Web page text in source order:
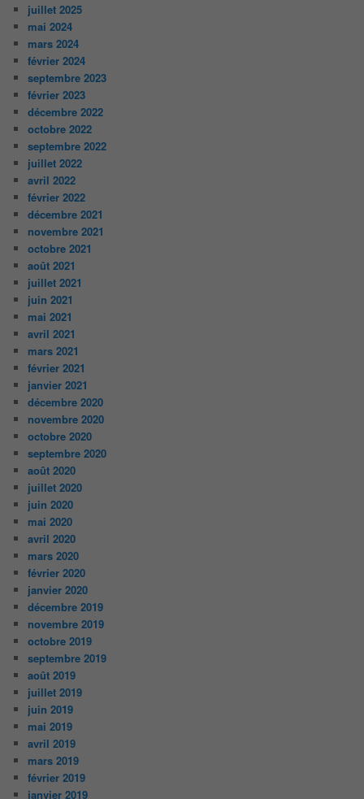
juillet 2025
mai 2024
mars 2024
février 2024
septembre 2023
février 2023
décembre 2022
octobre 2022
septembre 2022
juillet 2022
avril 2022
février 2022
décembre 2021
novembre 2021
octobre 2021
août 2021
juillet 2021
juin 2021
mai 2021
avril 2021
mars 2021
février 2021
janvier 2021
décembre 2020
novembre 2020
octobre 2020
septembre 2020
août 2020
juillet 2020
juin 2020
mai 2020
avril 2020
mars 2020
février 2020
janvier 2020
décembre 2019
novembre 2019
octobre 2019
septembre 2019
août 2019
juillet 2019
juin 2019
mai 2019
avril 2019
mars 2019
février 2019
janvier 2019